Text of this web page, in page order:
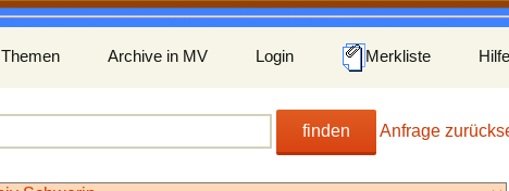
Themen Archive in MV Login Merkliste Hilfe
finden Anfrage